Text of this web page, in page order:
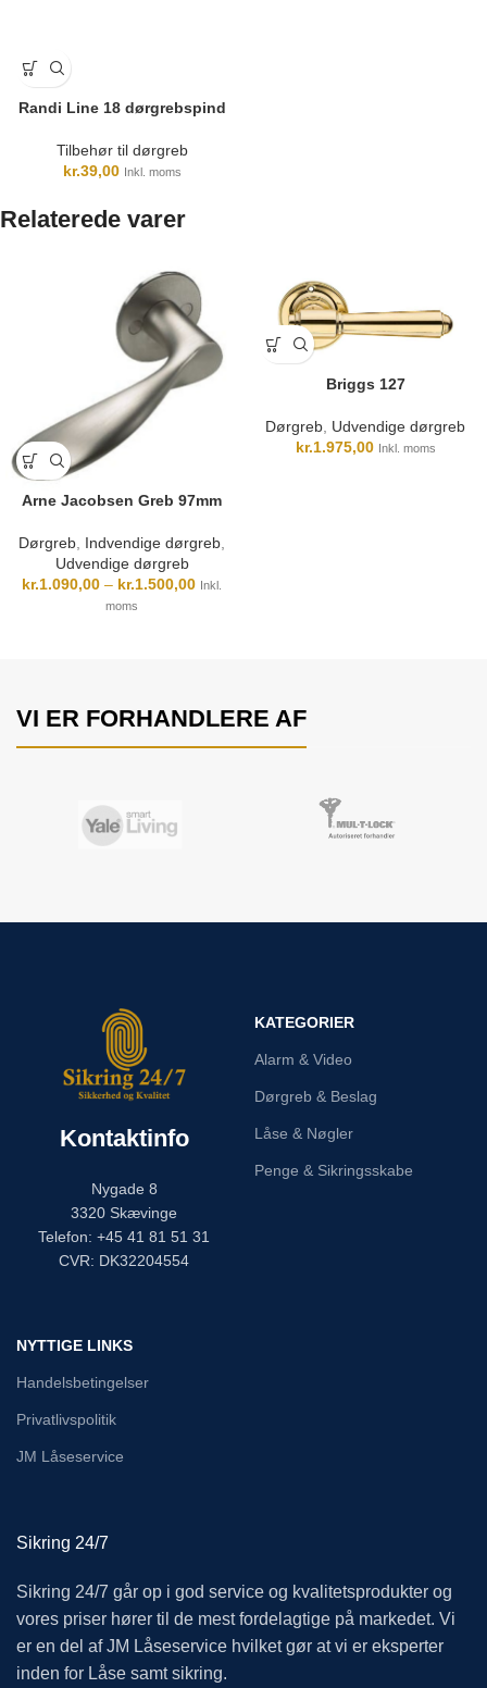
Randi Line 18 dørgrebspind
Tilbehør til dørgreb
kr.39,00 Inkl. moms
Relaterede varer
Arne Jacobsen Greb 97mm
Dørgreb Indvendige dørgreb
Udvendige dørgreb
kr.1.090,00 – kr.1.500,00 Inkl.
moms
Briggs 127
Dørgreb Udvendige dørgreb
kr.1.975,00 Inkl. moms
VI ER FORHANDLERE AF
Kontaktinfo
Nygade 8
3320 Skævinge
Telefon: +45 41 81 51 31
CVR: DK32204554
KATEGORIER
Alarm & Video
Dørgreb & Beslag
Låse & Nøgler
Penge & Sikringsskabe
NYTTIGE LINKS
Handelsbetingelser
Privatlivspolitik
JM Låseservice
Sikring 24/7
Sikring 24/7 går op i god service og kvalitetsprodukter og
vores priser hører til de mest fordelagtige på markedet. Vi
er en del af JM Låseservice hvilket gør at vi er eksperter
inden for Låse samt sikring.